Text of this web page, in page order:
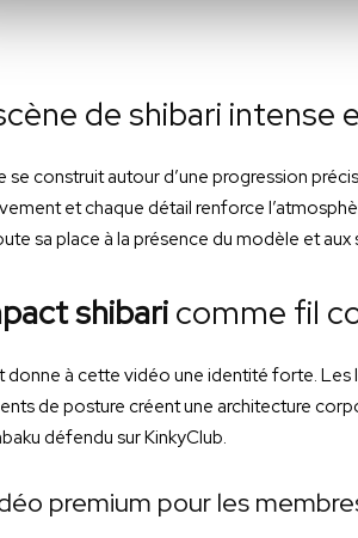
de shibari intense
se construit autour d’une progression
et chaque détail renforce
sa place à la présence du modèle et
shibari comme fil
donne à cette vidéo une identité forte. Les
de posture créent une architecture
défendu sur KinkyClub.
premium pour les